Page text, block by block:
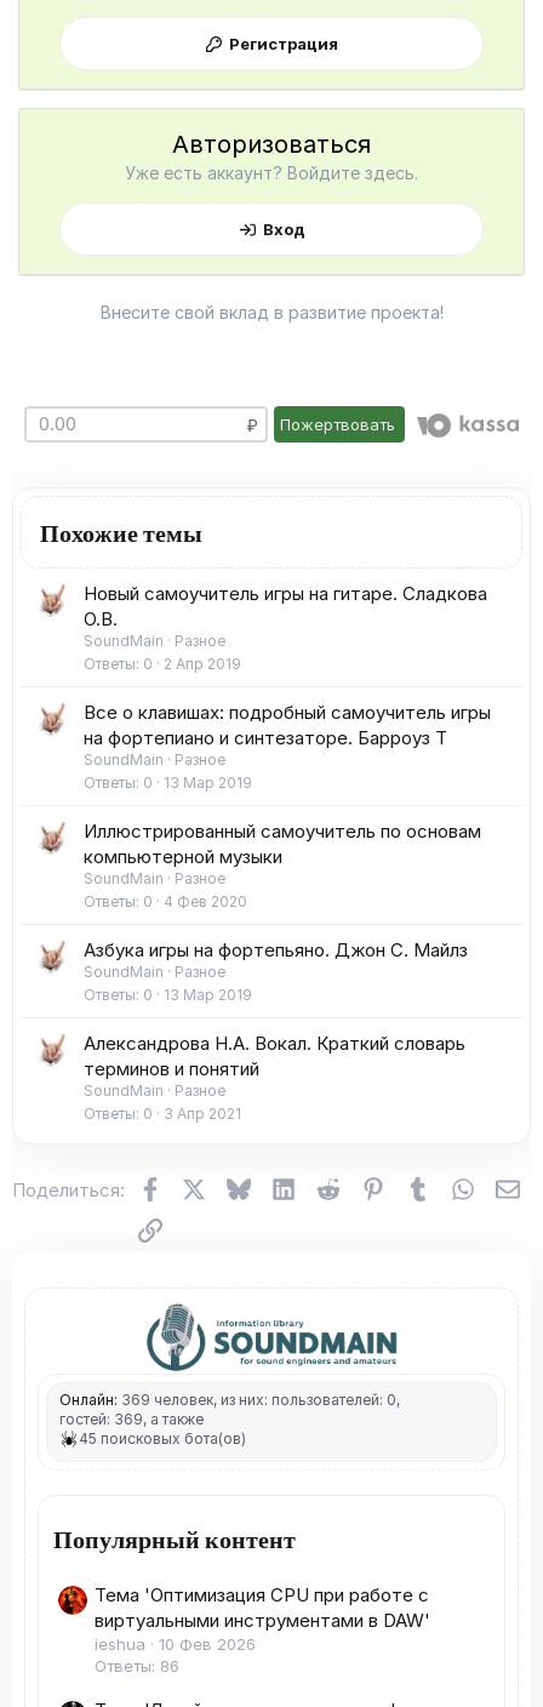
Регистрация
Авторизоваться
Уже есть аккаунт? Войдите здесь.
Вход
Внесите свой вклад в развитие проекта!
Пожертвовать
Похожие темы
Новый самоучитель игры на гитаре. Сладкова
О.В.
SoundMain
Разное
Ответы 0 2 Апр 2019
Все о клавишах: подробный самоучитель игры
на фортепиано и синтезаторе. Барроуз Т
SoundMain
Разное
Ответы 0 13 Мар 2019
Иллюстрированный самоучитель по основам
компьютерной музыки
SoundMain
Разное
Ответы 0 4 Фев 2020
Азбука игры на фортепьяно. Джон С. Майлз
SoundMain
Разное
Ответы 0 13 Мар 2019
Александрова Н.А. Вокал. Краткий словарь
терминов и понятий
SoundMain
Разное
Ответы 0 3 Апр 2021
Поделиться: FacebookX (Twitter)
BlueskyLinkedInReddit Pinterest
Tumblr
Ссылка
Онлайн: 369 человек, из них: пользователей: 0,
гостей: 369, а также
45 поисковых бота(ов)
Популярный контент
Тема 'Оптимизация CPU при работе с
виртуальными инструментами в DAW'
ieshua
10 Фев 2026
Ответы: 86